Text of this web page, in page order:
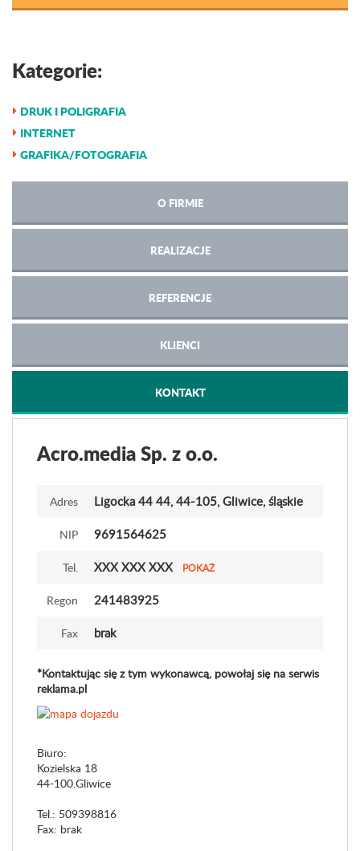
Kategorie:
DRUK I POLIGRAFIA
INTERNET
GRAFIKA/FOTOGRAFIA
O FIRMIE
REALIZACJE
REFERENCJE
KLIENCI
KONTAKT
Acro.media Sp. z o.o.
Adres Ligocka 44 44, 44-105, Gliwice, śląskie
NIP 9691564625
Tel. XXX XXX XXX POKAŻ
Regon 241483925
Fax brak
*Kontaktując się z tym wykonawcą, powołaj się na serwis
reklama.pl
Biuro:
Kozielska 18
44-100.Gliwice
Tel.: 509398816
Fax: brak